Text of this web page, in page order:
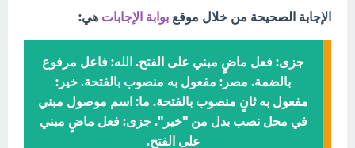
الإجابة الصحيحة من خلال موقع بوابة الإجابات هي:
جزى: فعل ماضٍ مبني على الفتح. الله: فاعل مرفوع
بالضمة. مصر: مفعول به منصوب بالفتحة. خير:
مفعول به ثانٍ منصوب بالفتحة. ما: اسم موصول مبني
في محل نصب بدل من "خير". جزى: فعل ماضٍ مبني
على الفتح.